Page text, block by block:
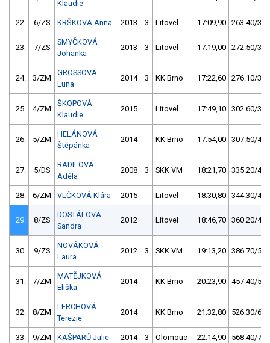
Klaudie
22. 6/ZS KRŠKOVÁ Anna 2013 3 Litovel 17:09,90 263.40/
23. 7/ZS
SMYČKOVÁ
Johanka
2013 3 Litovel 17:19,00 272.50/
24. 3/ZM
GROSSOVÁ
Luna
2014 3 KK Brno 17:22,60 276.10/
25. 4/ZM
ŠKOPOVÁ
Klaudie
2015 Litovel 17:49,10 302.60/
26. 5/ZM
HELÁNOVÁ
Štěpánka
2014 KK Brno 17:54,00 307.50/
27. 5/DS
RADILOVÁ
Adéla
2008 3 SKK VM 18:21,70 335.20/
28. 6/ZM VLČKOVÁ Klára 2015 Litovel 18:30,80 344.30/
29. 8/ZS
DOSTÁLOVÁ
Sandra
2012 Litovel 18:46,70 360.20/
30. 9/ZS
NOVÁKOVÁ
Laura
2012 3 SKK VM 19:13,20 386.70/
31. 7/ZM
MATĚJKOVÁ
Eliška
2014 KK Brno 20:23,90 457.40/
32. 8/ZM
LERCHOVÁ
Terezie
2014 KK Brno 21:32,80 526.30/
33. 9/ZM KAŠPARŮ Julie 2014 3 Olomouc 22:14,90 568.40/